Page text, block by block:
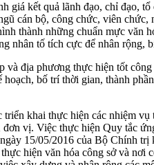
kết quả lãnh đạo, chỉ đạo,
cán bộ, công chức, viên
thành những chuẩn mực
nhân tố tích cực để nhân rộng,
địa phương thực hiện tốt
bố trí thời gian, thành
triển khai thực hiện các
vị. Việc thực hiện Quy tắc
15/05/2016 của Bộ Chính
hiện văn hóa công sở và